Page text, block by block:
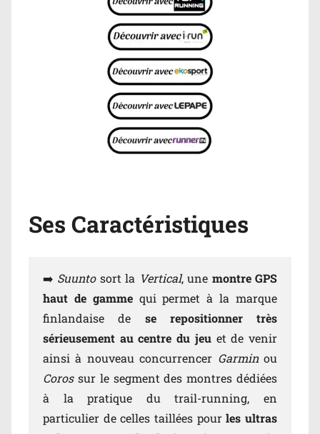
Ses Caractéristiques
➡️ Suunto sort la Vertical, une montre GPS
haut de gamme qui permet à la marque
finlandaise de se repositionner très
sérieusement au centre du jeuet de venir
ainsi à nouveau concurrencer Garminou
Coros sur le segment des montres dédiées
à la pratique du trail-running, en
particulier de celles taillées pourles ultras